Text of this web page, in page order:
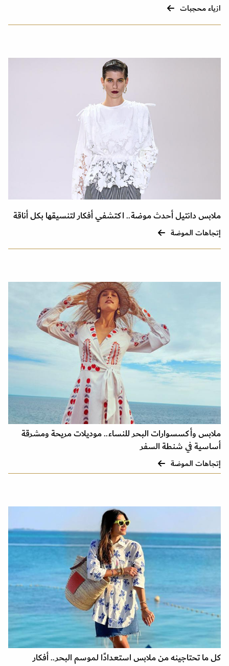
ازياء محجبات
ملابس دانتيل أحدث موضة.. اكتشفي أفكار لتنسيقها بكل أناقة
إتجاهات الموضة
ملابس وأكسسوارات البحر للنساء.. موديلات مريحة ومشرقة
أساسية في شنطة السفر
إتجاهات الموضة
كل ما تحتاجينه من ملابس استعدادًا لموسم البحر.. أفكار